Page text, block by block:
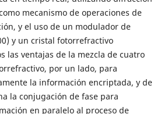
mecanismo de operaciones de
y el uso de un modulador de
y un cristal fotorrefractivo
las ventajas de la mezcla de cuatro
por un lado, para
la información encriptada, y de
la conjugación de fase para
en paralelo al proceso de